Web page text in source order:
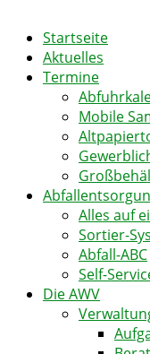
Startseite
Aktuelles
Termine
Mobile
Alles auf
Sortier-
Abfall-ABC
Self-
Die AWV